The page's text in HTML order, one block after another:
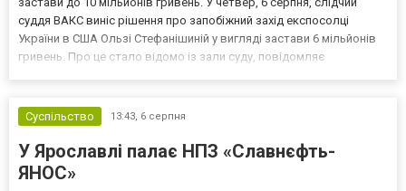
суддя ВАКС виніс рішення про запобіжний захід експосолці
України в США Ользі Стефанішиній у вигляді застави 6 мільйонів
гривень. Про це стало відомо із зали суду, повідомляє
Суспільство
13:43, 6 серпня
У Ярославлі палає НПЗ «Славнєфть-
ЯНОС»